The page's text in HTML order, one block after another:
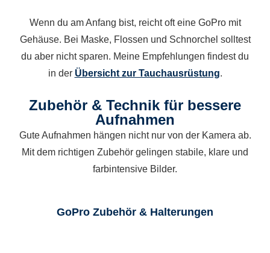
Wenn du am Anfang bist, reicht oft eine GoPro mit
Gehäuse. Bei Maske, Flossen und Schnorchel solltest
du aber nicht sparen. Meine Empfehlungen findest du
in der Übersicht zur Tauchausrüstung.
Zubehör & Technik für bessere
Aufnahmen
Gute Aufnahmen hängen nicht nur von der Kamera ab.
Mit dem richtigen Zubehör gelingen stabile, klare und
farbintensive Bilder.
GoPro Zubehör & Halterungen